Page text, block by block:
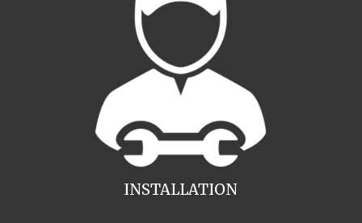
INSTALLATION